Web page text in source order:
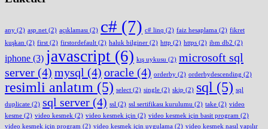
any (2) asp.net (2) açıklaması (2) c# (7) c# linq (2) faiz hesaplama (2) fikret
kuşkan (2) first (2) firstordefault (2) haluk bilginer (2) http (2) https (2) ibm db2 (2)
iphone (3) javascript (6) kış uykusu (2) microsoft sql
server (4) mysql (4) oracle (4) orderby (2) orderbydescending (2)
resimli anlatım (5) select (2) single (2) skip (2) sql (5) sql
duplicate (2) sql server (4) ssl (2) ssl sertifikası kurulumu (2) take (2) video
kesme (2) video kesmek (2) video kesmek için (2) video kesmek için basit program (2)
video kesmek için program (2) video kesmek için uygulama (2) video kesmek nasıl yapılır